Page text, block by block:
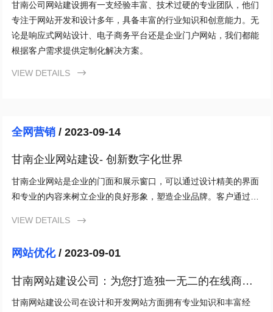
甘南公司网站建设拥有一支经验丰富、技术过硬的专业团队，他们
专注于网站开发和设计多年，具备丰富的行业知识和创意能力。无
论是响应式网站设计、电子商务平台还是企业门户网站，我们都能
根据客户需求提供定制化解决方案。
VIEW DETAILS 
全网营销 / 2023-09-14
甘南企业网站建设- 创新数字化世界
甘南企业网站是企业的门面和展示窗口，可以通过设计精美的界面
和专业的内容来树立企业的良好形象，塑造企业品牌。客户通过访
VIEW DETAILS 
网站优化 / 2023-09-01
甘南网站建设公司：为您打造独一无二的在线商务
领域
甘南网站建设公司在设计和开发网站方面拥有专业知识和丰富经